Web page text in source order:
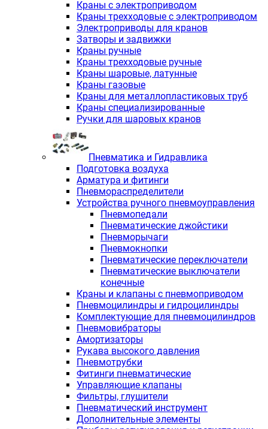
Краны с электроприводом
Краны трехходовые с электроприводом
Электроприводы для кранов
Затворы и задвижки
Краны ручные
Краны трехходовые ручные
Краны шаровые, латунные
Краны газовые
Краны для металлопластиковых труб
Краны специализированные
Ручки для шаровых кранов
Пневматика и Гидравлика
Подготовка воздуха
Арматура и фитинги
Пневмораспределители
Устройства ручного пневмоуправления
Пневмопедали
Пневматические джойстики
Пневморычаги
Пневмокнопки
Пневматические переключатели
Пневматические выключатели
конечные
Краны и клапаны с пневмоприводом
Пневмоцилиндры и гидроцилиндры
Комплектующие для пневмоцилиндров
Пневмовибраторы
Амортизаторы
Рукава высокого давления
Пневмотрубки
Фитинги пневматические
Управляющие клапаны
Фильтры, глушители
Пневматический инструмент
Дополнительные элементы